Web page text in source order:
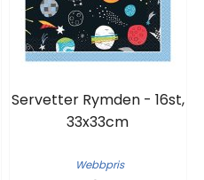
Servetter Rymden - 16st,
33x33cm
Webbpris